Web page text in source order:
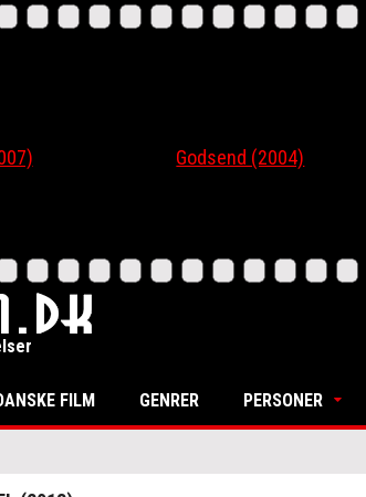
Godsend (2004)
FILM GENRER PERSONER